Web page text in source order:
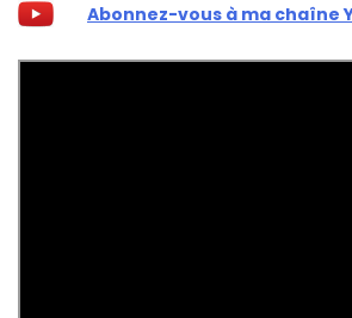
Abonnez-vous à ma chaîne